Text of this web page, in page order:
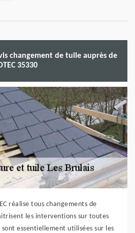
changement de tuile auprès de
35330
réalise tous changements de
les interventions sur toutes
essentiellement utilisées sur les